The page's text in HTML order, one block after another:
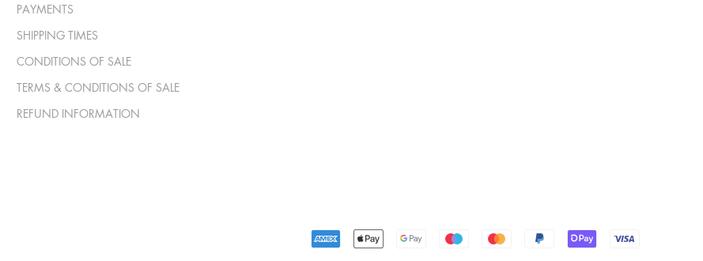
PAYMENTS
SHIPPING TIMES
CONDITIONS OF SALE
TERMS & CONDITIONS OF SALE
REFUND INFORMATION